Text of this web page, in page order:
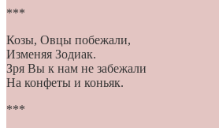
***
Козы, Овцы побежали,
Изменяя Зодиак.
Зря Вы к нам не забежали
На конфеты и коньяк.
***